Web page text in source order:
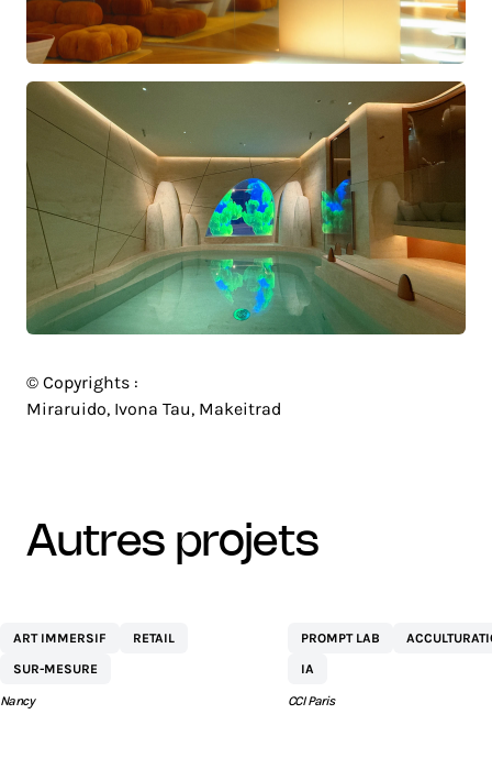
© Copyrights :
Miraruido, Ivona Tau, Makeitrad
autres projets
COMMERCIAL ST
SÉBASTIEN BY AEW
ART IMMERSIF
RETAIL
SUR-MESURE
Nancy
PROMPT LAB
IA
CCI Paris